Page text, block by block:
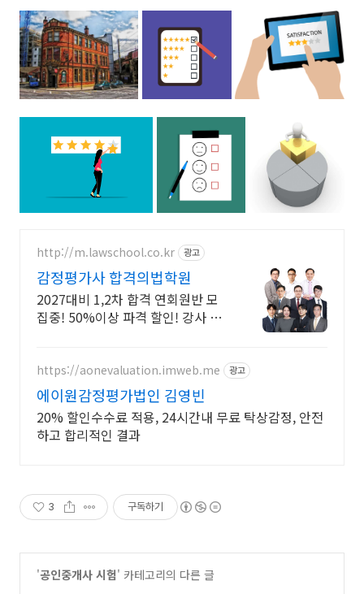
http://m.lawschool.co.kr 광고
감정평가사 합격의법학원
2027대비 1,2차 합격 연회원반 모
집중! 50%이상 파격 할인! 강사 T
https://aonevaluation.imweb.me 광고
에이원감정평가법인 김영빈
20% 할인수수료 적용, 24시간내 무료 탁상감정, 안전
하고 합리적인 결과
3 구독하기
'공인중개사 시험' 카테고리의 다른 글